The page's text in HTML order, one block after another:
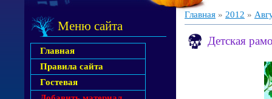
Меню сайта
Главная
Правила сайта
Гостевая
Главная » 2012 »
Детская